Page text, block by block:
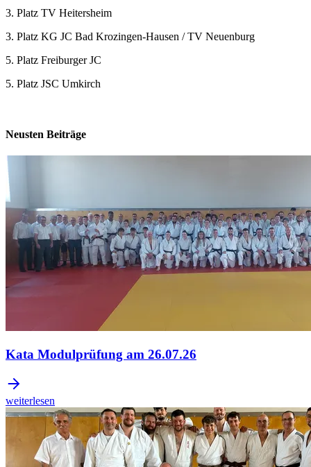
3. Platz TV Heitersheim
3. Platz KG JC Bad Krozingen-Hausen / TV Neuenburg
5. Platz Freiburger JC
5. Platz JSC Umkirch
Neusten Beiträge
Kata Modulprüfung am 26.07.26
weiterlesen